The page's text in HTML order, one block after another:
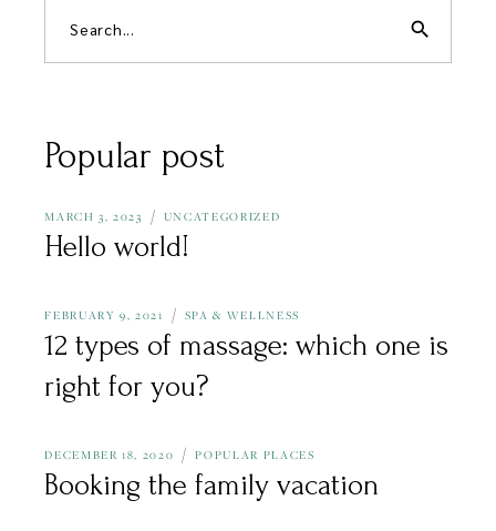
search
Popular post
MARCH 3, 2023 UNCATEGORIZED
Hello world!
FEBRUARY 9, 2021 SPA & WELLNESS
12 types of massage: which one is
right for you?
DECEMBER 18, 2020 POPULAR PLACES
Booking the family vacation